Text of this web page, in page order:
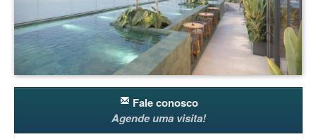
Fale conosco
Agende uma visita!